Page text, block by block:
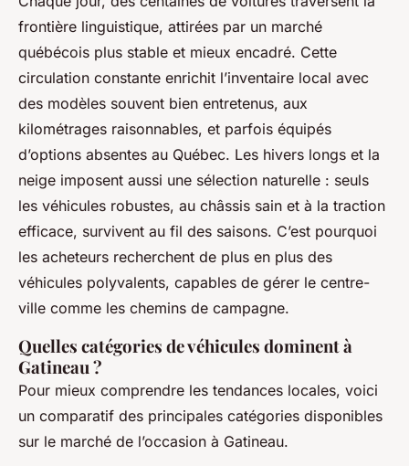
frontière linguistique, attirées par un marché
québécois plus stable et mieux encadré. Cette
circulation constante enrichit l’inventaire local avec
des modèles souvent bien entretenus, aux
kilométrages raisonnables, et parfois équipés
d’options absentes au Québec. Les hivers longs et la
neige imposent aussi une sélection naturelle : seuls
les véhicules robustes, au châssis sain et à la traction
efficace, survivent au fil des saisons. C’est pourquoi
les acheteurs recherchent de plus en plus des
véhicules polyvalents, capables de gérer le centre-
ville comme les chemins de campagne.
Quelles catégories de véhicules dominent à
Gatineau ?
Pour mieux comprendre les tendances locales, voici
un comparatif des principales catégories disponibles
sur le marché de l’occasion à Gatineau.